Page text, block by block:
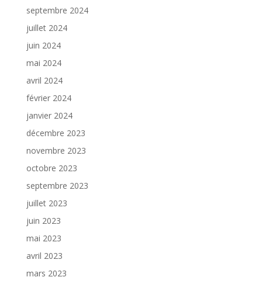
septembre 2024
juillet 2024
juin 2024
mai 2024
avril 2024
février 2024
janvier 2024
décembre 2023
novembre 2023
octobre 2023
septembre 2023
juillet 2023
juin 2023
mai 2023
avril 2023
mars 2023